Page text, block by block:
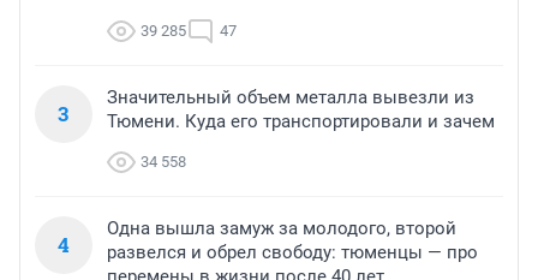
39 285 47
3
Значительный объем металла вывезли из
Тюмени. Куда его транспортировали и зачем
34 558
4
Одна вышла замуж за молодого, второй
развелся и обрел свободу: тюменцы — про